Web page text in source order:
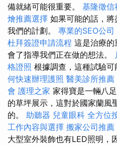
備就緒可能很重要。 基隆徵信
燴推薦選擇 如果可能的話，將
我們的計劃。 專業的SEO公司
杜拜簽證申請流程 這是治療的
會了指導我們正在做的想法。
格證照 根據調查，這種試驗可
何快速辦理護照 醫美診所推薦
會 護理之家 家得寶是一輛八
的草坪展示，這對於國家蘭風
的。 助聽器 兒童眼科 全方位
工作內容與選擇 搬家公司推薦
大型室外裝飾也有LED照明，